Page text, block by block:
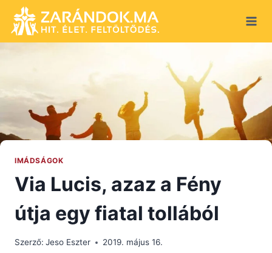
content
IMÁDSÁGOK
Via Lucis, azaz a Fény
útja egy fiatal tollából
Szerző: Jeso Eszter 2019. május 16.